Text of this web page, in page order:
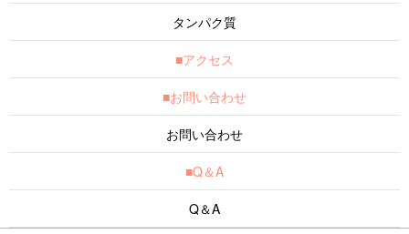
タンパク質
■アクセス
■お問い合わせ
お問い合わせ
■Q＆A
Q＆A